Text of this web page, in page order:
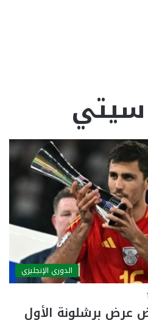
الدوري الإنجليزي
برشلونة الأول